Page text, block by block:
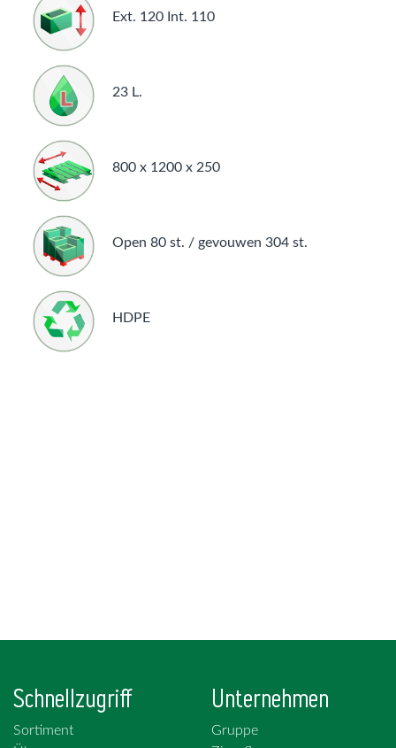
Ext. 120 Int. 110
23 L.
800 x 1200 x 250
Open 80 st. / gevouwen 304 st.
HDPE
Schnellzugriff
Sortiment
Unternehmen
Gruppe